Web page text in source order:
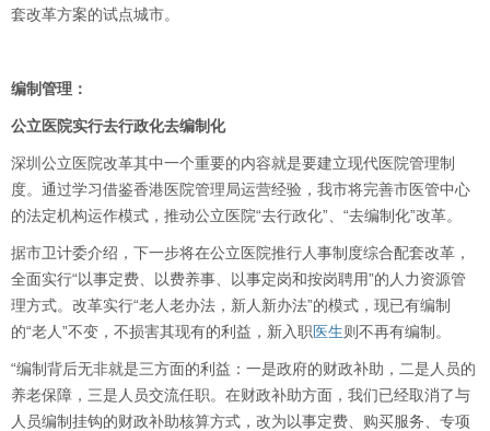
套改革方案的试点城市。
编制管理：
公立医院实行去行政化去编制化
深圳公立医院改革其中一个重要的内容就是要建立现代医院管理制
度。通过学习借鉴香港医院管理局运营经验，我市将完善市医管中心
的法定机构运作模式，推动公立医院“去行政化”、“去编制化”改革。
据市卫计委介绍，下一步将在公立医院推行人事制度综合配套改革，
全面实行“以事定费、以费养事、以事定岗和按岗聘用”的人力资源管
理方式。改革实行“老人老办法，新人新办法”的模式，现已有编制
的“老人”不变，不损害其现有的利益，新入职医生则不再有编制。
“编制背后无非就是三方面的利益：一是政府的财政补助，二是人员的
养老保障，三是人员交流任职。在财政补助方面，我们已经取消了与
人员编制挂钩的财政补助核算方式，改为以事定费、购买服务、专项